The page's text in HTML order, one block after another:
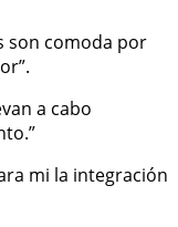
son comoda por
a cabo
mi la integración